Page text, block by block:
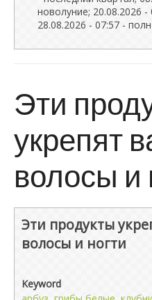
новолуние; 20.08.2026
28.08.2026 - 07:57 -
Эти
укрепят
волосы и
Эти продукты
волосы и ногти
Keyword